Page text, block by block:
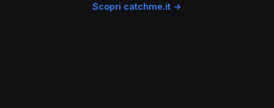
Scopri catchme.it →